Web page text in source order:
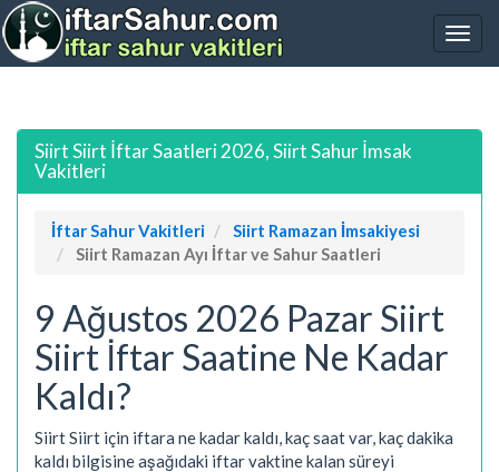
Siirt Siirt İftar Saatleri 2026, Siirt Sahur İmsak
Vakitleri
İftar Sahur Vakitleri
Siirt Ramazan İmsakiyesi
Siirt Ramazan Ayı İftar ve Sahur Saatleri
9 Ağustos 2026 Pazar Siirt
Siirt İftar Saatine Ne Kadar
Kaldı?
Siirt Siirt için iftara ne kadar kaldı, kaç saat var, kaç dakika
kaldı bilgisine aşağıdaki iftar vaktine kalan süreyi